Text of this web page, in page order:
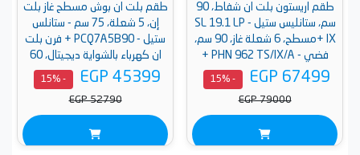
طقم اريستون بلت ان شفاط، 90
سم، ستانليس ستيل - SL 19.1 LP
IX +مسطح، 6 شعلة غاز، 90 سم،
فضي - PHN 962 TS/IX/A +
فرن، 96 لتر ، ستانلس ستيل -
AROG 9R2F3NG XNA
EGP 67499
- 15%
EGP 79000
طقم بلت ان بوش مسطح غاز بلت
إن، 5 شعلة، 75 سم - ستانلس
ستيل - PCQ7A5B90 + فرن بلت
ان كهرباء بالشواية ديجيتال، 60
سم، ستانلس ستيل - HBJ534ES0
EGP 45399
- 15%
EGP 52790